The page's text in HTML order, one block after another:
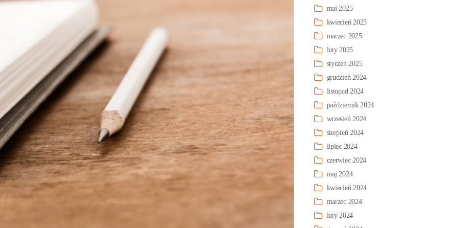
maj 2025
kwiecień 2025
marzec 2025
luty 2025
styczeń 2025
grudzień 2024
listopad 2024
październik 2024
wrzesień 2024
sierpień 2024
lipiec 2024
czerwiec 2024
maj 2024
kwiecień 2024
marzec 2024
luty 2024